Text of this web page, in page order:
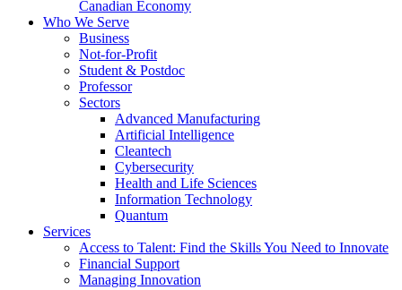
Canadian Economy
Who We Serve
Business
Not-for-Profit
Student & Postdoc
Professor
Sectors
Advanced Manufacturing
Artificial Intelligence
Cleantech
Cybersecurity
Health and Life Sciences
Information Technology
Quantum
Services
Access to Talent: Find the Skills You Need to Innovate
Financial Support
Managing Innovation